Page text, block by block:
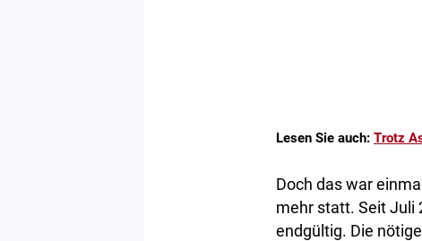
Lesen Sie auch: Trotz
Doch das war
mehr statt. Seit Juli
endgültig. Die